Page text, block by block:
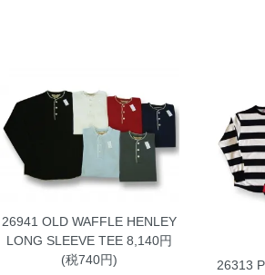
26941 OLD WAFFLE HENLEY
LONG SLEEVE TEE 8,140円
(税740円)
26313